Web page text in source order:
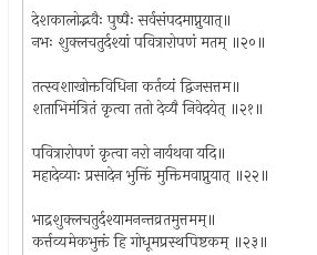
देशकालोद्भवैः पुष्पैः सर्वसंपदमाप्नुयात्॥
नभः शुक्लचतुर्दश्यां पवित्रारोपणं मतम् ॥२०॥
तत्स्वशाखोक्तविधिना कर्तव्यं द्विजसत्तम॥
शताभिमंत्रितं कृत्वा ततो देव्यै निवेदयेत् ॥२१॥
पवित्रारोपणं कृत्वा नरो नार्यथवा यदि॥
महादेव्याः प्रसादेन भुक्तिं मुक्तिमवाप्नुयात् ॥२२॥
भाद्रशुक्लचतुर्दश्यामनन्तव्रतमुत्तमम्॥
कर्त्तव्यमेकभुक्तं हि गोधूमप्रस्थपिष्टकम् ॥२३॥